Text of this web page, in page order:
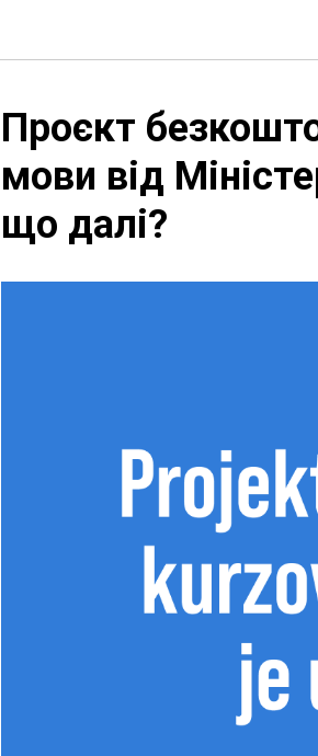
Проєкт
мови від
що далі?